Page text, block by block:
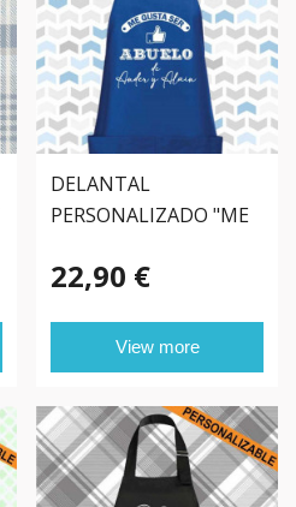
DELANTAL
PERSONALIZADO "ME
22,90 €
View more